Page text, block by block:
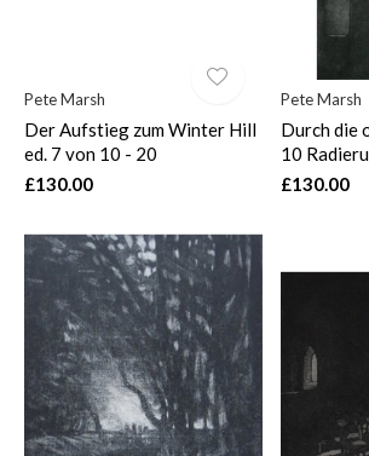
Pete Marsh
Der Aufstieg zum Winter Hill
ed. 7 von 10 - 20
£130.00
Pete Marsh
Durch die
10
£130.00